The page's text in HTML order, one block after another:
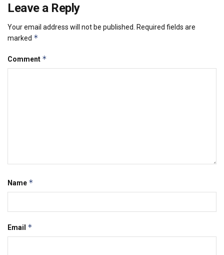
Leave a Reply
Your email address will not be published.
Required fields are
marked *
Comment *
Name *
Email *